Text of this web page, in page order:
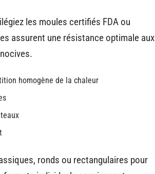
les moules certifiés FDA ou
assurent une résistance optimale aux
homogène de la chaleur
ronds ou rectangulaires pour